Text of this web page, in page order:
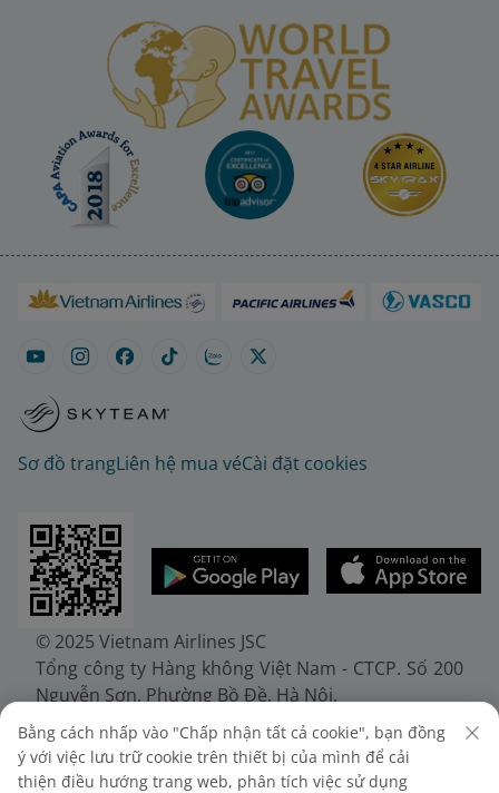
Sơ đồ trangLiên hệ mua véCài đặt cookies
© 2025 Vietnam Airlines JSC
Tổng công ty Hàng không Việt Nam - CTCP. Số 200
Nguyễn Sơn, Phường Bồ Đề, Hà Nội.
Điện thoại: (+84-24) 38272289. Fax: (+84-24)
38722375
Giấy chứng nhận đăng ký doanh nghiệp, mã số
Bằng cách nhấp vào "Chấp nhận tất cả cookie", bạn đồng
ý với việc lưu trữ cookie trên thiết bị của mình để cải
thiện điều hướng trang web, phân tích việc sử dụng